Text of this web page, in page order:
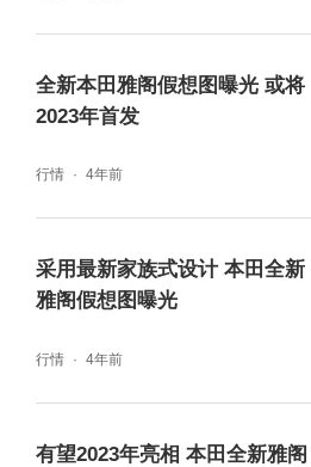
全新本田雅阁假想图曝光 或将
2023年首发
行情 4年前
采用最新家族式设计 本田全新
雅阁假想图曝光
行情 4年前
有望2023年亮相 本田全新雅阁